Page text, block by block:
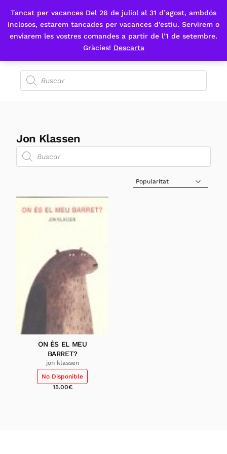
Tancat per vacances Del 26 de juliol al 31 d’agost, ambdós
inclosos, estarem tancades per vacances d’estiu. Servirem o
enviarem les vostres comandes a partir de l’1 de setembre.
Gràcies! Descarta
Fes-te'n sòcia
Jon Klassen
Sort Products
ON ÉS EL MEU
BARRET?
jon klassen
No Disponible
15.00€